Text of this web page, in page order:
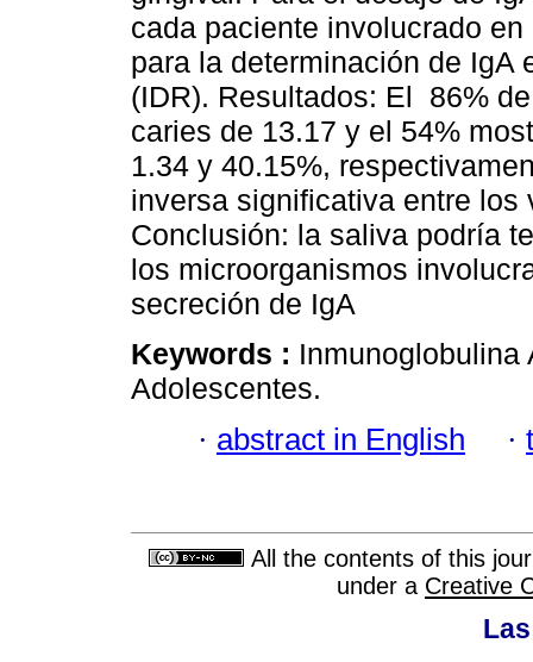
cada paciente involucrado
para la determinación de IgA
(IDR). Resultados: El 86%
caries de 13.17 y el 54%
1.34 y 40.15%,
inversa significativa entre
Conclusión: la saliva podría
los microorganismos
secreción de IgA
Keywords : Inmunoglobulina
Adolescentes.
· abstract in English ·
All the contents of this
under a Creative